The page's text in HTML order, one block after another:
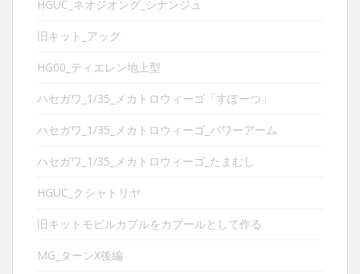
HGUC_ネオジオング_シナンジュ
旧キット_アッグ
HG00_ティエレン地上型
ハセガワ_1/35_メカトロウィーゴ「すぽーつ」
ハセガワ_1/35_メカトロウィーゴ_パワーアーム
ハセガワ_1/35_メカトロウィーゴ_たまむし
HGUC_クシャトリヤ
旧キットモビルカプルをカプールとして作る
MG_ターンX後編